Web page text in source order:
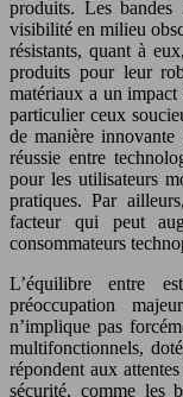
produits. Les bandes
visibilité en milieu
résistants, quant à
produits pour leur
matériaux a un
particulier ceux
de manière
réussie entre
pour les utilisateurs
pratiques. Par
facteur qui peut
consommateurs
L’équilibre entre
préoccupation
n’implique pas
multifonctionnels,
répondent aux
sécurité, comme les